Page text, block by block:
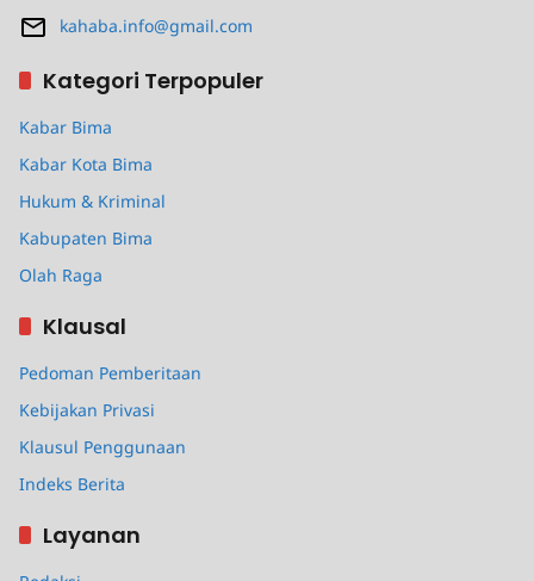
kahaba.info@gmail.com
Kategori Terpopuler
Kabar Bima
Kabar Kota Bima
Hukum & Kriminal
Kabupaten Bima
Olah Raga
Klausal
Pedoman Pemberitaan
Kebijakan Privasi
Klausul Penggunaan
Indeks Berita
Layanan